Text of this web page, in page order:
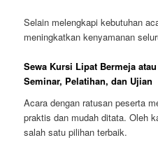
Selain melengkapi kebutuhan
meningkatkan kenyamanan
Sewa Kursi Lipat Bermeja
Seminar, Pelatihan, dan Ujian
Acara dengan ratusan peserta
praktis dan mudah ditata. Oleh
salah satu pilihan terbaik.